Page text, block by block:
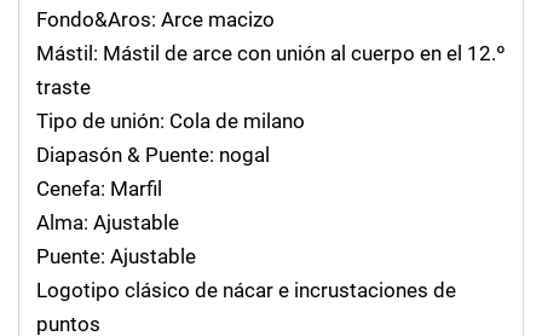
Fondo&Aros: Arce macizo
Mástil: Mástil de arce con unión al cuerpo en el 12.º
traste
Tipo de unión: Cola de milano
Diapasón & Puente: nogal
Cenefa: Marfil
Alma: Ajustable
Puente: Ajustable
Logotipo clásico de nácar e incrustaciones de
puntos